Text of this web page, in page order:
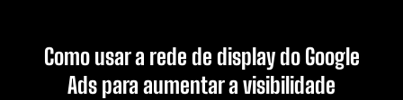
Como usar a rede de display do Google
Ads para aumentar a visibilidade